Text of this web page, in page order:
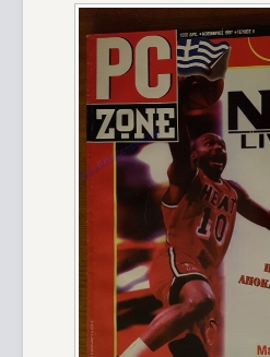
Apple Macintosh SE FDHD